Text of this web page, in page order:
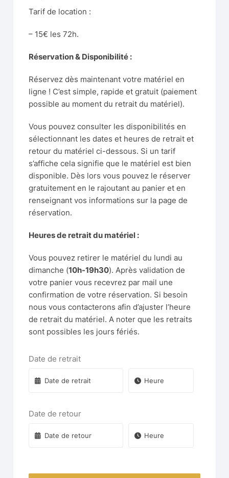
Tarif de location :
– 15€ les 72h.
Réservation & Disponibilité :
Réservez dès maintenant votre matériel en
ligne ! C’est simple, rapide et gratuit (paiement
possible au moment du retrait du matériel).
Vous pouvez consulter les disponibilités en
sélectionnant les dates et heures de retrait et
retour du matériel ci-dessous. Si un tarif
s’affiche cela signifie que le matériel est bien
disponible. Dès lors vous pouvez le réserver
gratuitement en le rajoutant au panier et en
renseignant vos informations sur la page de
réservation.
Heures de retrait du matériel :
Vous pouvez retirer le matériel du lundi au
dimanche (10h-19h30). Après validation de
votre panier vous recevrez par mail une
confirmation de votre réservation. Si besoin
nous vous contacterons afin d’ajuster l’heure
de retrait du matériel. A noter que les retraits
sont possibles les jours fériés.
Date de retrait
Date de retour